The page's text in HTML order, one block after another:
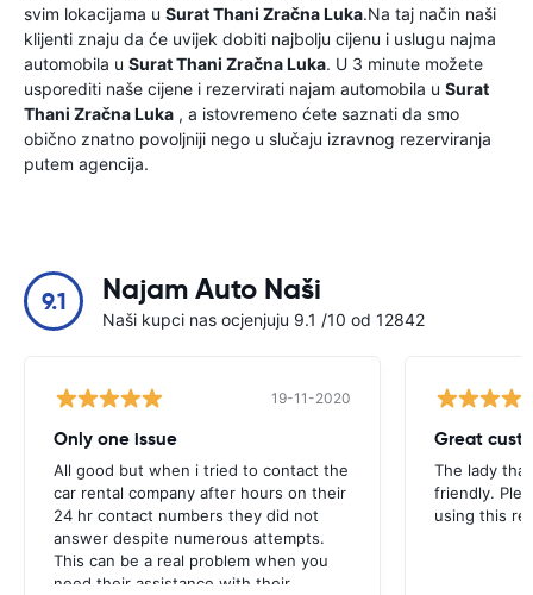
svim lokacijama u Surat Thani Zračna Luka.Na taj način naši
klijenti znaju da će uvijek dobiti najbolju cijenu i uslugu najma
automobila u Surat Thani Zračna Luka. U 3 minute možete
usporediti naše cijene i rezervirati najam automobila u Surat
Thani Zračna Luka , a istovremeno ćete saznati da smo
obično znatno povoljniji nego u slučaju izravnog rezerviranja
putem agencija.
9.1 Najam Auto Naši
Naši kupci nas ocjenjuju 9.1 /10 od 12842
19-11-2020
Only one issue
All good but when i tried to contact the
car rental company after hours on their
24 hr contact numbers they did not
answer despite numerous attempts.
This can be a real problem when you
need their assistance with their
Great
The lady
friendly.
using this